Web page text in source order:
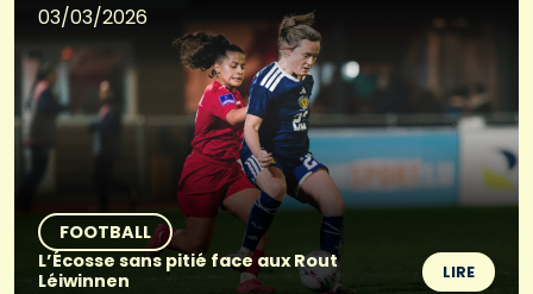
03/03/2026
FOOTBALL
L’Écosse sans pitié face aux Rout
Léiwinnen
LIRE